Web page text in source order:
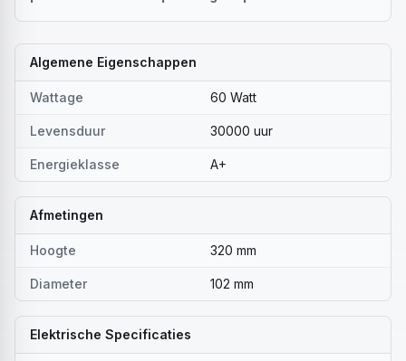
Algemene Eigenschappen
Wattage 60 Watt
Levensduur 30000 uur
Energieklasse A+
Afmetingen
Hoogte 320 mm
Diameter 102 mm
Elektrische Specificaties